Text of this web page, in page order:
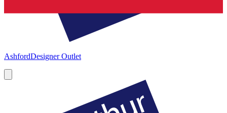
AshfordDesigner Outlet